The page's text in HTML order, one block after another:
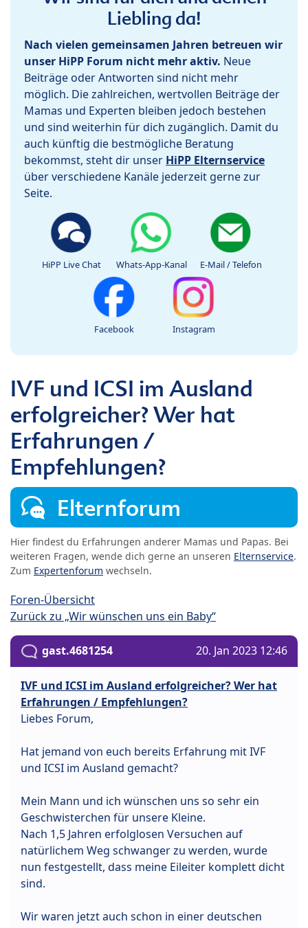
Liebling da!
Nach vielen gemeinsamen Jahren betreuen wir
unser HiPP Forum nicht mehr aktiv. Neue
Beiträge oder Antworten sind nicht mehr
möglich. Die zahlreichen, wertvollen Beiträge der
Mamas und Experten bleiben jedoch bestehen
und sind weiterhin für dich zugänglich. Damit du
auch künftig die bestmögliche Beratung
bekommst, steht dir unser HiPP Elternservice
über verschiedene Kanäle jederzeit gerne zur
Seite.
HiPP Live Chat Whats-App-Kanal E-Mail / Telefon
Facebook Instagram
IVF und ICSI im Ausland
erfolgreicher? Wer hat
Erfahrungen /
Empfehlungen?
Elternforum
Hier findest du Erfahrungen anderer Mamas und Papas. Bei
weiteren Fragen, wende dich gerne an unseren Elternservice.
Zum Expertenforum wechseln.
Foren-Übersicht
Zurück zu „Wir wünschen uns ein Baby“
gast.4681254 20. Jan 2023 12:46
IVF und ICSI im Ausland erfolgreicher? Wer hat
Erfahrungen / Empfehlungen?
Liebes Forum,
Hat jemand von euch bereits Erfahrung mit IVF
und ICSI im Ausland gemacht?
Mein Mann und ich wünschen uns so sehr ein
Geschwisterchen für unsere Kleine.
Nach 1,5 Jahren erfolglosen Versuchen auf
natürlichem Weg schwanger zu werden, wurde
nun festgestellt, dass meine Eileiter komplett dicht
sind.
Wir waren jetzt auch schon in einer deutschen